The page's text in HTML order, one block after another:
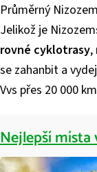
Průměrný
Jelikož je
rovné cyklotrasy,
se zahanbit a
Vvs přes 20 000
Nejlepší místa